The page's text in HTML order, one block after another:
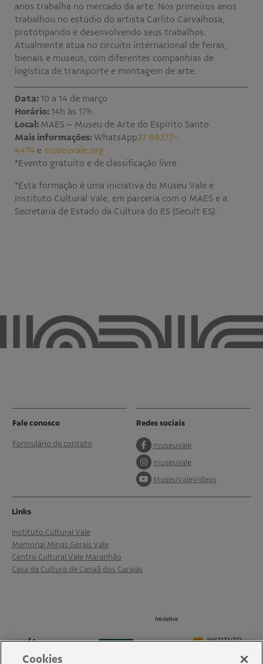
anos trabalha no mercado da arte. Nos primeiros anos
trabalhou no estúdio do artista Carlito Carvalhosa,
prototipando e desenvolvendo seus trabalhos.
Atualmente atua no circuito internacional de feiras,
bienais e museus, com diferentes companhias de
logística de transporte e montagem de arte.
Data: 10 a 14 de março
Horário: 14h às 17h
Local: MAES – Museu de Arte do Espírito Santo
Mais informações: WhatsApp27 99277-
4474 e museuvale.org
*Evento gratuito e de classificação livre
*Esta formação é uma iniciativa do Museu Vale e
Instituto Cultural Vale, em parceria com o MAES e a
Secretaria de Estado da Cultura do ES (Secult ES).
Fale conosco
Formulário de contato
Redes sociais
museuvale
museuvale
MuseuValeVideos
Links
Instituto Cultural Vale
Memorial Minas Gerais Vale
Centro Cultural Vale Maranhão
Casa da Cultura de Canaã dos Carajás
Cookies